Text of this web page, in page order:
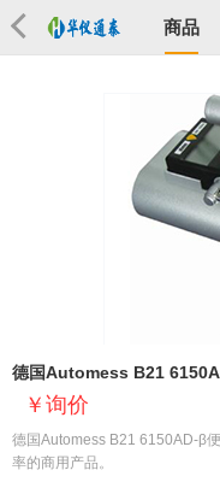
商品
德国Automess B21
询价
德国Automess B21 6150AD-β
率的商用产品。